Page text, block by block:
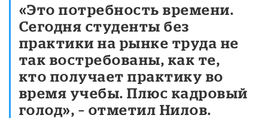
«Это потребность времени.
Сегодня студенты без
практики на рынке труда не
так востребованы, как те,
кто получает практику во
время учебы. Плюс кадровый
голод», – отметил Нилов.